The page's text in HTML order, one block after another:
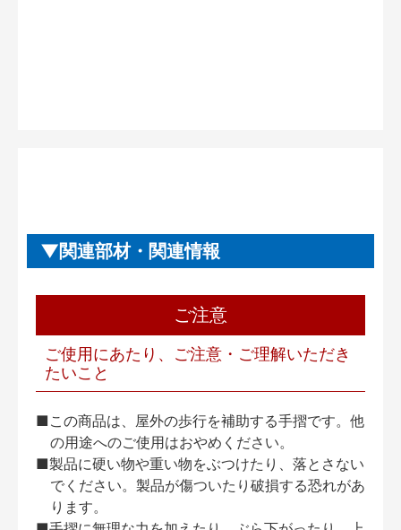
関連部材・関連情報
ご注意
ご使用にあたり、ご注意・ご理解いただき
たいこと
■この商品は、屋外の歩行を補助する手摺です。他
の用途へのご使用はおやめください。
■製品に硬い物や重い物をぶつけたり、落とさない
でください。製品が傷ついたり破損する恐れがあ
ります。